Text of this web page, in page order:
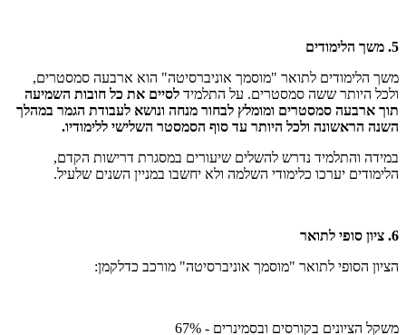
5. משך הלימודים
משך הלימודים לתואר "מוסמך אוניברסיטה" הוא ארבעה סמסטרים,
ולכל היותר ששה סמסטרים. על התלמיד לסיים את כל חובות השמיעה
תוך ארבעה סמסטרים ומומלץ לבחור מנחה ונושא לעבודת הגמר במהלך
השנה הראשונה ולכל היותר עד סוף הסמסטר השלישי ללימודיו.
במידה והתלמיד נדרש להשלים שיעורים במסגרת דרישות הקדם,
הלימודים יערכו כלימודי השלמה ולא יחשבו במניין השנים שלעיל.
6. ציון סופי לתואר
הציון הסופי לתואר "מוסמך אוניברסיטה" מורכב כדלקמן:
משקל הציונים בקורסים ובסמינרים - 67%